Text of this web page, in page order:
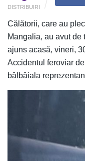
DISTRIBUIRI
Călătorii, care au
Mangalia, au avut de
ajuns acasă, vineri,
Accidentul feroviar
bâlbâiala